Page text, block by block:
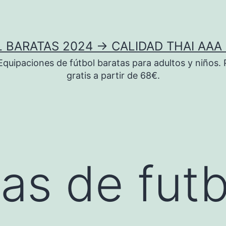
BARATAS 2024 → CALIDAD THAI
de fútbol baratas para adultos y niños.
gratis a partir de 68€.
de